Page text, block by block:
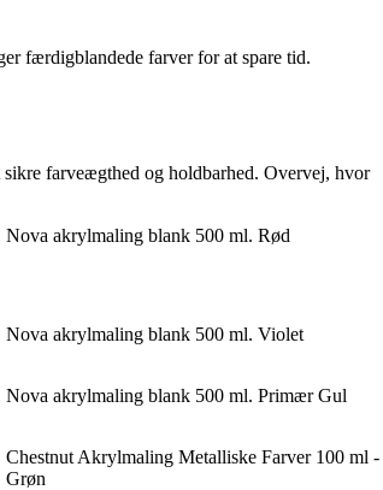
færdigblandede farver for at spare tid.
farveægthed og holdbarhed. Overvej, hvor
Nova akrylmaling blank 500 ml. Rød
Nova akrylmaling blank 500 ml. Violet
Nova akrylmaling blank 500 ml. Primær Gul
Chestnut Akrylmaling Metalliske Farver 100 ml -
Grøn